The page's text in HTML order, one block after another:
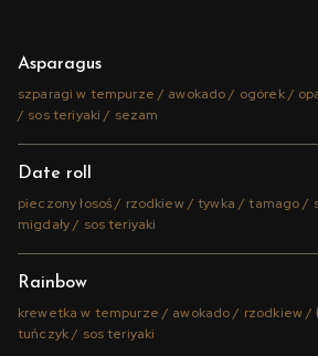
Asparagus
szparagi w tempurze / awokado / ogórek /
/ sos teriyaki / sezam
Date roll
pieczony łosoś / rzodkiew / tywka / tamago /
migdały / sos teriyaki
Rainbow
krewetka w tempurze / awokado / rzodkiew /
tuńczyk / sos teriyaki